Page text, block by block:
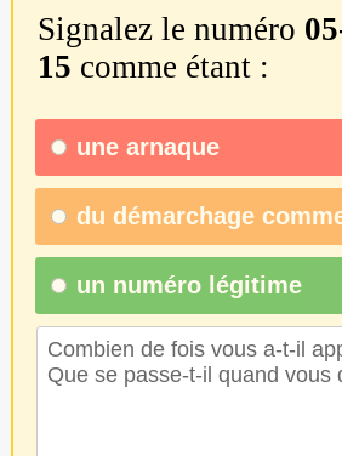
Signalez le numéro
15 comme étant :
une arnaque
du démarchage
un numéro légitime